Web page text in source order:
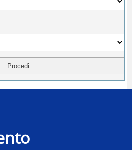
delle